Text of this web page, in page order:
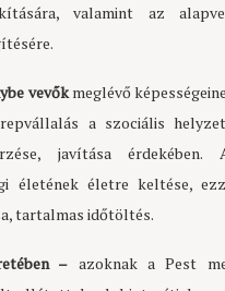
valamint az
vevőkmeglévő
a szociális
javítása érdekében.
életének életre keltése,
tartalmas időtöltés.
– azoknak a Pest